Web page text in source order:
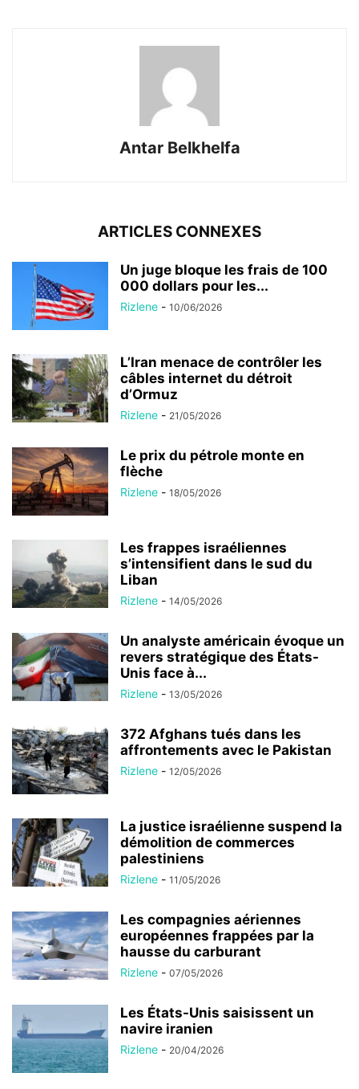
Antar Belkhelfa
ARTICLES CONNEXES
Un juge bloque les frais de 100
000 dollars pour les...
Rizlene - 10/06/2026
L’Iran menace de contrôler les
câbles internet du détroit
d’Ormuz
Rizlene - 21/05/2026
Le prix du pétrole monte en
flèche
Rizlene - 18/05/2026
Les frappes israéliennes
s’intensifient dans le sud du
Liban
Rizlene - 14/05/2026
Un analyste américain évoque un
revers stratégique des États-
Unis face à...
Rizlene - 13/05/2026
372 Afghans tués dans les
affrontements avec le Pakistan
Rizlene - 12/05/2026
La justice israélienne suspend la
démolition de commerces
palestiniens
Rizlene - 11/05/2026
Les compagnies aériennes
européennes frappées par la
hausse du carburant
Rizlene - 07/05/2026
Les États-Unis saisissent un
navire iranien
Rizlene - 20/04/2026